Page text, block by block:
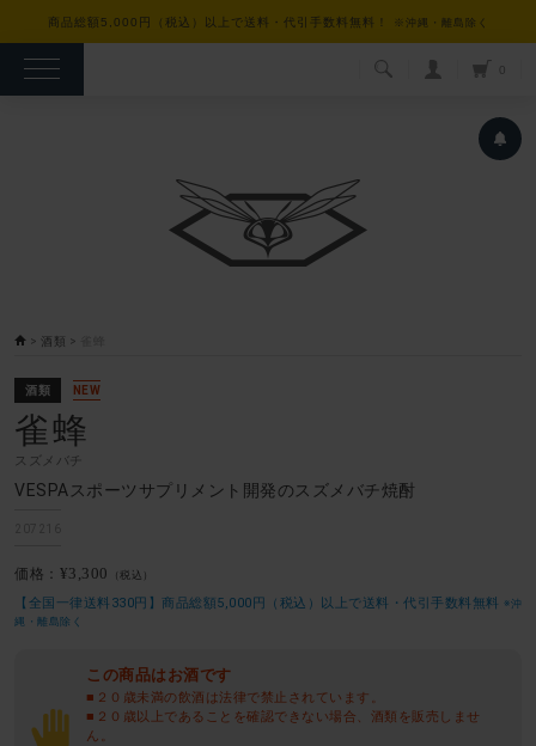
商品総額5,000円（税込）以上で送料・代引手数料無料！ ※沖縄・離島除く
0
> 酒類 >
酒類 NEW
雀蜂
スズメバチ
VESPAスポーツサプリメント開発のスズメバチ焼酎
価格： ¥3,300 （税込）
【全国一律送料330円】商品総額5,000円（税込）以上で送料・代引手数料無料 ※沖
縄・離島除く
この商品はお酒です
■２０歳未満の飲酒は法律で禁止されています。
■２０歳以上であることを確認できない場合、酒類を販売しませ
ん。